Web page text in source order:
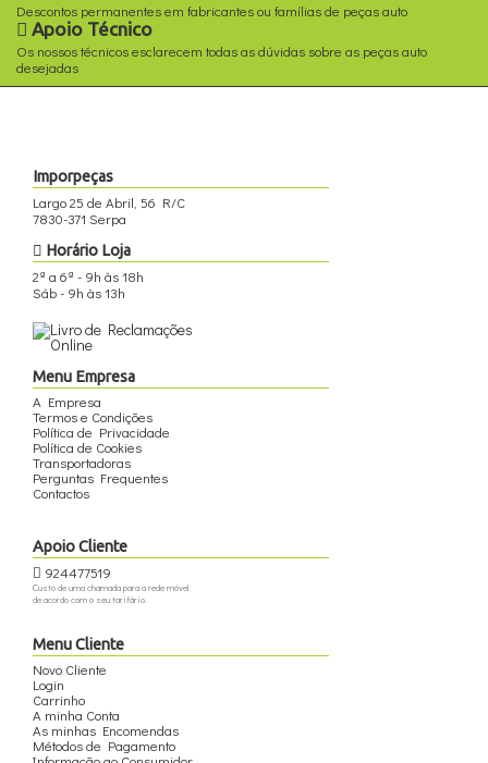
Descontos permanentes em fabricantes ou famílias de peças auto
Apoio Técnico
Os nossos técnicos esclarecem todas as dúvidas sobre as peças auto
desejadas
Imporpeças
Largo 25 de Abril, 56 R/C
7830-371 Serpa
Horário Loja
2ª a 6ª - 9h às 18h
Sáb - 9h às 13h
Menu Empresa
A Empresa
Termos e Condições
Política de Privacidade
Política de Cookies
Transportadoras
Perguntas Frequentes
Contactos
Apoio Cliente
924477519
Custo de uma chamada para a rede móvel
de acordo com o seu tarifário.
Menu Cliente
Novo Cliente
Login
Carrinho
A minha Conta
As minhas Encomendas
Métodos de Pagamento